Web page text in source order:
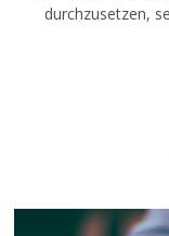
durchzusetzen,